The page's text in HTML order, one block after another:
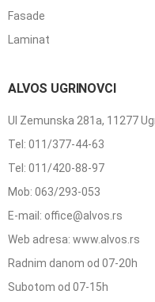
Fasade
Laminat
ALVOS UGRINOVCI
Ul Zemunska 281a, 11277
Tel: 011/377-44-63
Tel: 011/420-88-97
Mob: 063/293-053
E-mail: office@alvos.rs
Web adresa: www.alvos.rs
Radnim danom od 07-20h
Subotom od 07-15h